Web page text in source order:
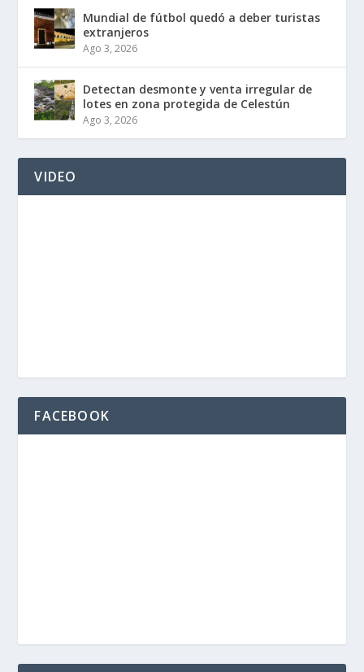
Mundial de fútbol quedó a deber turistas
extranjeros
Ago 3, 2026
Detectan desmonte y venta irregular de
lotes en zona protegida de Celestún
Ago 3, 2026
VIDEO
FACEBOOK